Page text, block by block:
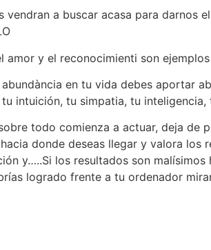
vendran a buscar acasa para darnos
amor y el reconocimienti son
abundància en tu vida debes aportar
intuición, tu simpatia, tu
todo comienza a actuar, deja de
donde deseas llegar y valora los
y…..Si los resultados son
logrado frente a tu ordenador